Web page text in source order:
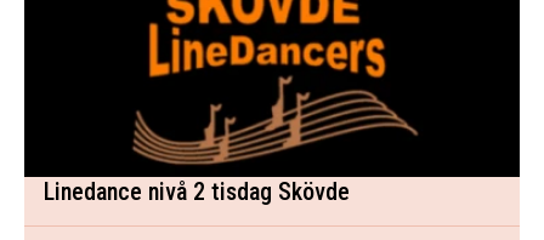
Linedance nivå 2 tisdag Skövde